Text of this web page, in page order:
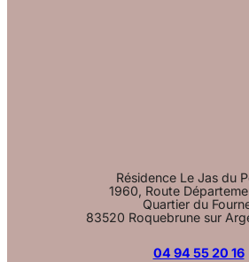
Résidence Le Jas du
1960, Route
Quartier du
83520 Roquebrune sur
04 94 55 20 16